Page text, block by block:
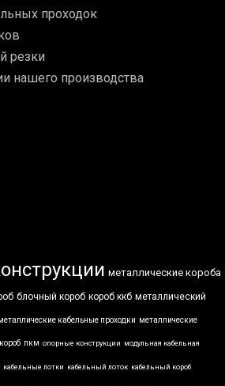
проходок
резки
нашего производства
металлические короба
блочный короб короб ккб металлический
кабельные проходки металлические
пкм опорные конструкции модульная кабельная
кабельные лотки кабельный лоток кабельный короб